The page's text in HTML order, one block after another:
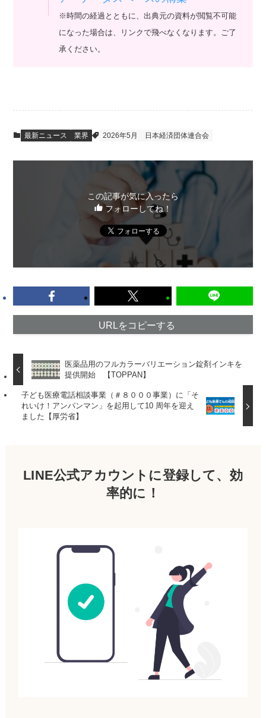
※時間の経過とともに、出典元の資料が閲覧不可能
になった場合は、リンクで飛べなくなります。ご了
承ください。
最新ニュース 業界 2026年5月 日本経済団体連合会
この記事が気に入ったら
フォローしてね！
URLをコピーする
医薬品用のフルカラーバリエーション錠剤インキを
提供開始 【TOPPAN】
子ども医療電話相談事業（＃８０００事業）に「そ
れいけ！アンパンマン」を起用して10 周年を迎え
ました【厚労省】
LINE公式アカウントに登録して、効
率的に！